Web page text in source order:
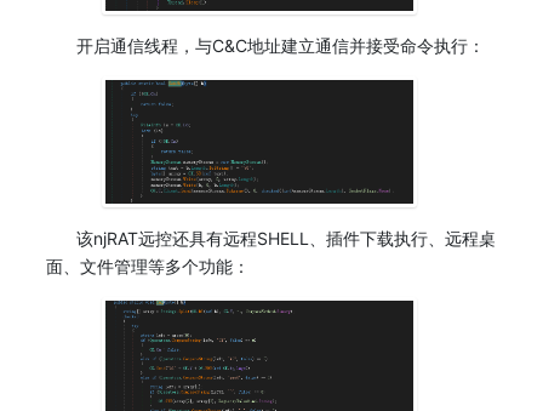
开启通信线程，与C&C地址建立通信并接受命令执行：
该njRAT远控还具有远程SHELL、插件下载执行、远程桌
面、文件管理等多个功能：